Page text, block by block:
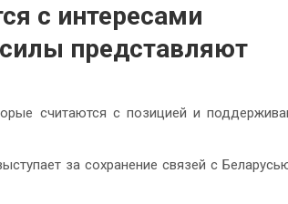
с интересами
представляют
считаются с позицией и
за сохранение связей с